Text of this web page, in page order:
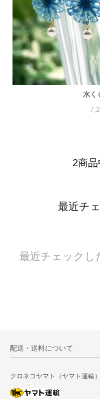
水く
2商
最近チ
最近チェックし
配送・送料について
クロネコヤマト（ヤマト運輸）